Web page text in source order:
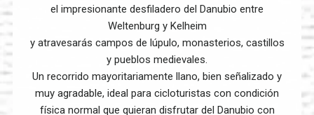
el impresionante desfiladero del Danubio entre
Weltenburg y Kelheim
y atravesarás campos de lúpulo, monasterios, castillos
y pueblos medievales.
Un recorrido mayoritariamente llano, bien señalizado y
muy agradable, ideal para cicloturistas con condición
física normal que quieran disfrutar del Danubio con